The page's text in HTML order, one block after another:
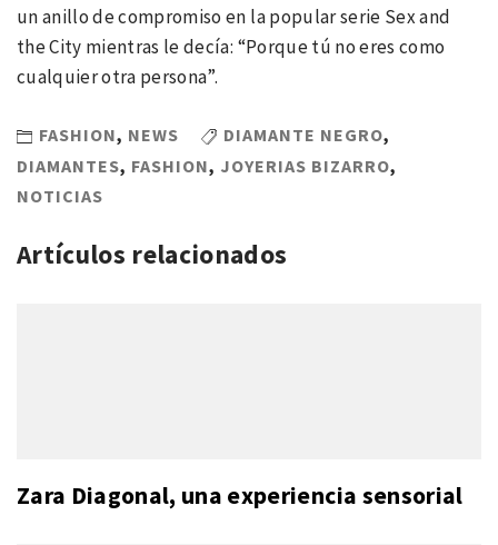
un anillo de compromiso en la popular serie Sex and
the City mientras le decía: “Porque tú no eres como
cualquier otra persona”.
FASHION, NEWS DIAMANTE NEGRO,
DIAMANTES, FASHION, JOYERIAS BIZARRO,
NOTICIAS
Artículos relacionados
Zara Diagonal, una experiencia sensorial